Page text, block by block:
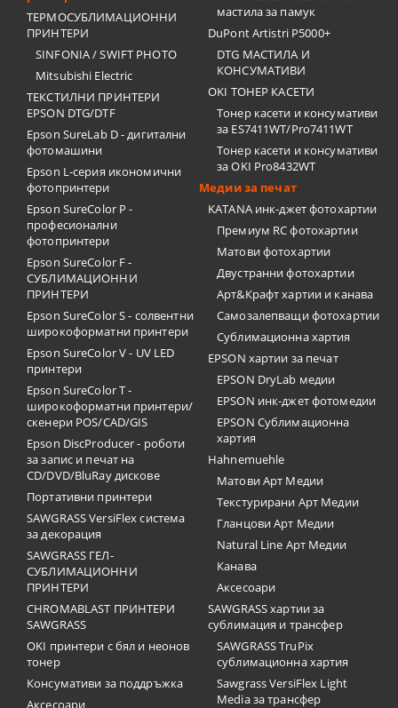
ТЕРМОСУБЛИМАЦИОННИ
ПРИНТЕРИ
SINFONIA / SWIFT PHOTO
Mitsubishi Electric
ТЕКСТИЛНИ ПРИНТЕРИ
EPSON DTG/DTF
Epson SureLab D - дигитални
фотомашини
Epson L-серия икономични
фотопринтери
Epson SureColor P -
професионални
фотопринтери
Epson SureColor F -
СУБЛИМАЦИОННИ
ПРИНТЕРИ
Epson SureColor S - солвентни
широкоформатни принтери
Epson SureColor V - UV LED
принтери
Epson SureColor T -
широкоформатни принтери/
скенери POS/CAD/GIS
Epson DiscProducer - роботи
за запис и печат на
CD/DVD/BluRay дискове
Портативни принтери
SAWGRASS VersiFlex система
за декорация
SAWGRASS ГЕЛ-
СУБЛИМАЦИОННИ
ПРИНТЕРИ
CHROMABLAST ПРИНТЕРИ
SAWGRASS
OKI принтери с бял и неонов
тонер
Консумативи за поддръжка
Аксесоари
мастила за памук
DuPont Artistri P5000+
DTG МАСТИЛА И
КОНСУМАТИВИ
OKI ТОНЕР КАСЕТИ
Тонер касети и консумативи
за ES7411WT/Pro7411WT
Тонер касети и консумативи
за OKI Pro8432WT
Медии за печат
KATANA инк-джет фотохартии
Премиум RC фотохартии
Матови фотохартии
Двустранни фотохартии
Арт&Крафт хартии и канава
Самозалепващи фотохартии
Сублимационна хартия
EPSON хартии за печат
EPSON DryLab медии
EPSON инк-джет фотомедии
EPSON Сублимационна
хартия
Hahnemuehle
Матови Арт Медии
Текстурирани Арт Медии
Гланцови Арт Медии
Natural Line Арт Медии
Канава
Аксесоари
SAWGRASS хартии за
сублимация и трансфер
SAWGRASS TruPix
сублимационна хартия
Sawgrass VersiFlex Light
Media за трансфер